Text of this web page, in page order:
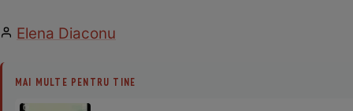
Elena Diaconu
MAI MULTE PENTRU TINE